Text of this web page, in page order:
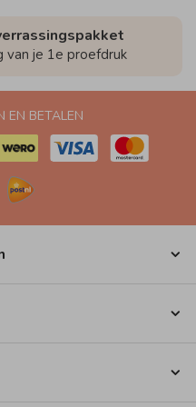
van je 1e proefdruk
EN BETALEN